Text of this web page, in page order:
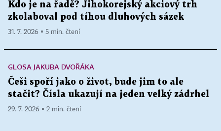
Kdo je na řadě? Jihokorejský akciový trh
zkolaboval pod tíhou dluhových sázek
31. 7. 2026 ▪ 5 min. čtení
GLOSA JAKUBA DVOŘÁKA
Češi spoří jako o život, bude jim to ale
stačit? Čísla ukazují na jeden velký zádrhel
29. 7. 2026 ▪ 2 min. čtení